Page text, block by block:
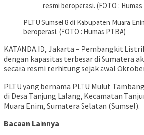
resmi beroperasi. (FOTO : Humas
PLTU Sumsel 8 di Kabupaten Muara
beroperasi. (FOTO : Humas PTBA)
KATANDA.ID, Jakarta – Pembangkit
dengan kapasitas terbesar di Sumatera
secara resmi terhitung sejak awal
PLTU yang bernama PLTU Mulut
di Desa Tanjung Lalang, Kecamatan
Muara Enim, Sumatera Selatan (Sumsel).
Bacaan Lainnya